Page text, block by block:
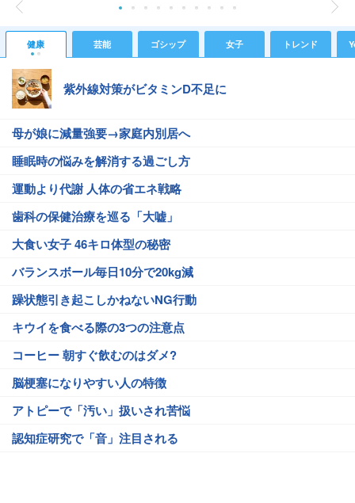
健康 芸能 ゴシップ 女子 トレンド
紫外線対策がビタミンD不足に
母が娘に減量強要→家庭内別居へ
睡眠時の悩みを解消する過ごし方
運動より代謝 人体の省エネ戦略
歯科の保健治療を巡る「大嘘」
大食い女子 46キロ体型の秘密
バランスボール毎日10分で20kg減
躁状態引き起こしかねないNG行動
キウイを食べる際の3つの注意点
コーヒー 朝すぐ飲むのはダメ?
脳梗塞になりやすい人の特徴
アトピーで「汚い」扱いされ苦悩
認知症研究で「音」注目される